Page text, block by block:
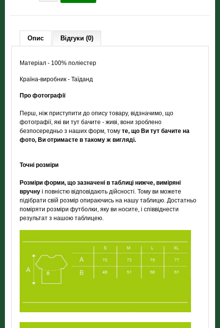
Опис Відгуки (0)
Матеріал - 100% поліестер
Країна-виробник - Таїданд
Про фотографії
Перш, ніж приступити до опису товару, відзначимо, що
фотографії, які ви тут бачите - живі, вони зроблено
безпосередньо з наших форм, томуте, що Ви тут бачите на
фото, Ви отримаєте в такому ж вигляді.
Точні розміри
Розміри форми, що зазначені в таблиці нижче, виміряні
вручну і повністю відповідають дійсності. Тому ви можете
підібрати свій розмір опираючись на нашу таблицю. Достатньо
поміряти розміри футболки, яку ви носите, і співвіднести
результат з нашою таблицею.